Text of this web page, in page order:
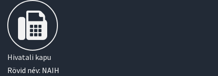
Hivatali kapu
Rövid név: NAIH